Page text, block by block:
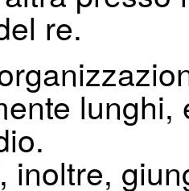
re.
inoltre,